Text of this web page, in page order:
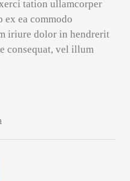
tation ullamcorper
ea commodo
iriure dolor in hendrerit
consequat, vel illum